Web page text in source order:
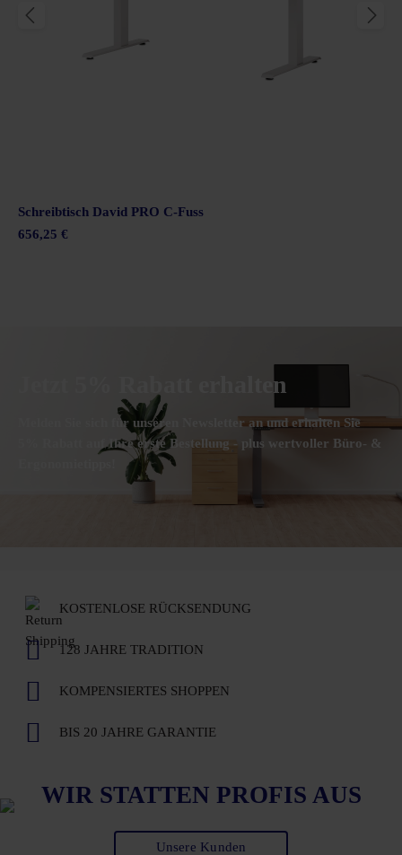
Schreibtisch David PRO C-Fuss
656,25 €
Jetzt 5% Rabatt erhalten
Melden Sie sich für unseren Newsletter an und erhalten Sie
5% Rabatt auf Ihre erste Bestellung - plus wertvoller Büro- &
KOSTENLOSE RÜCKSENDUNG
128 JAHRE TRADITION
KOMPENSIERTES SHOPPEN
BIS 20 JAHRE GARANTIE
WIR STATTEN PROFIS AUS
Unsere Kunden